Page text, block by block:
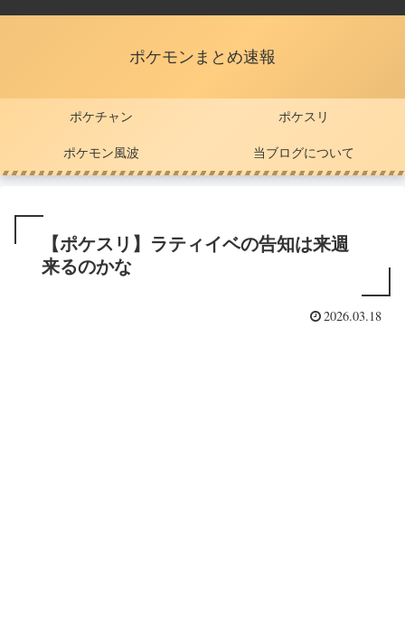
ポケモンまとめ速報
ポケチャン ポケスリ
ポケモン風波 当ブログについて
【ポケスリ】ラティイベの告知は来週
来るのかな
2026.03.18